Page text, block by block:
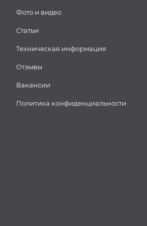
Фото и видео
Статьи
Техническая информация
Отзывы
Вакансии
Политика конфиденциальности